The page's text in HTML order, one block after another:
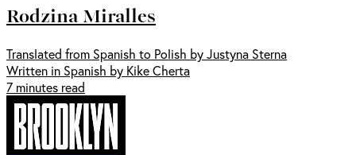
Rodzina Miralles
Translated from Spanish to Polish by Justyna Sterna
Written in Spanish by Kike Cherta
7 minutes read